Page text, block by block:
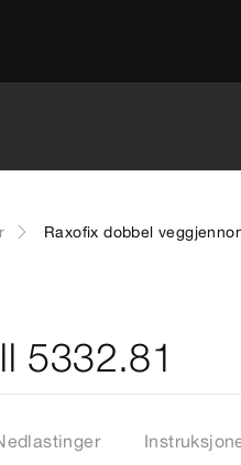
Raxofix dobbel
5332.81